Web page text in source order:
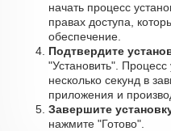
начать процесс
правах доступа,
обеспечение.
Подтвердите
"Установить". Процесс
несколько секунд в
приложения и
Завершите
нажмите "Готово".